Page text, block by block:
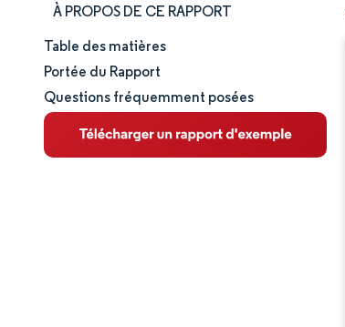
À PROPOS DE CE RAPPORT
Taille et part de marché
Analyse du marché
Tendances et perspectives
Table des matières
Portée du Rapport
Questions fréquemment posées